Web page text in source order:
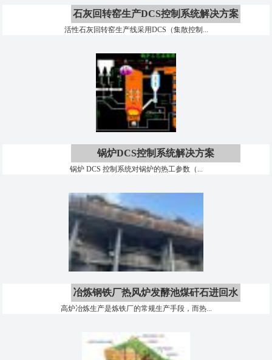
石灰回转窑生产DCS控制系统解决方案
活性石灰回转窑生产线采用DCS（集散控制...
锅炉DCS控制系统解决方案
锅炉 DCS 控制系统对锅炉的热工参数（...
冶炼钢铁厂热风炉发酵池煤矸石进回水
无线远程温度监测
高炉冶炼生产是炼铁厂的常规生产手段，而热...